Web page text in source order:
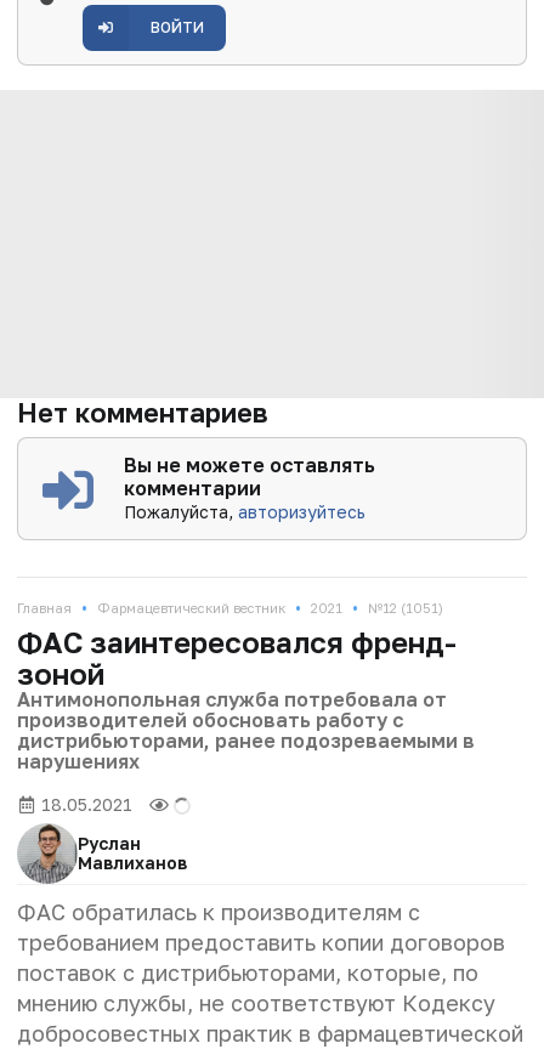
ВОЙТИ
Нет комментариев
Вы не можете оставлять
комментарии
Пожалуйста,авторизуйтесь
Главная • Фармацевтический вестник • 2021 • №12 (1051)
ФАС заинтересовался френд-
зоной
Антимонопольная служба потребовала от
производителей обосновать работу с
дистрибьюторами, ранее подозреваемыми в
нарушениях
18.05.2021
Руслан
Мавлиханов
ФАС обратилась к производителям с
требованием предоставить копии договоров
поставок с дистрибьюторами, которые, по
мнению службы, не соответствуют Кодексу
добросовестных практик в фармацевтической